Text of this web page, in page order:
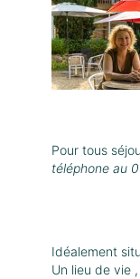
Pour tous
téléphone au
Idéalement
Un lieu de vie